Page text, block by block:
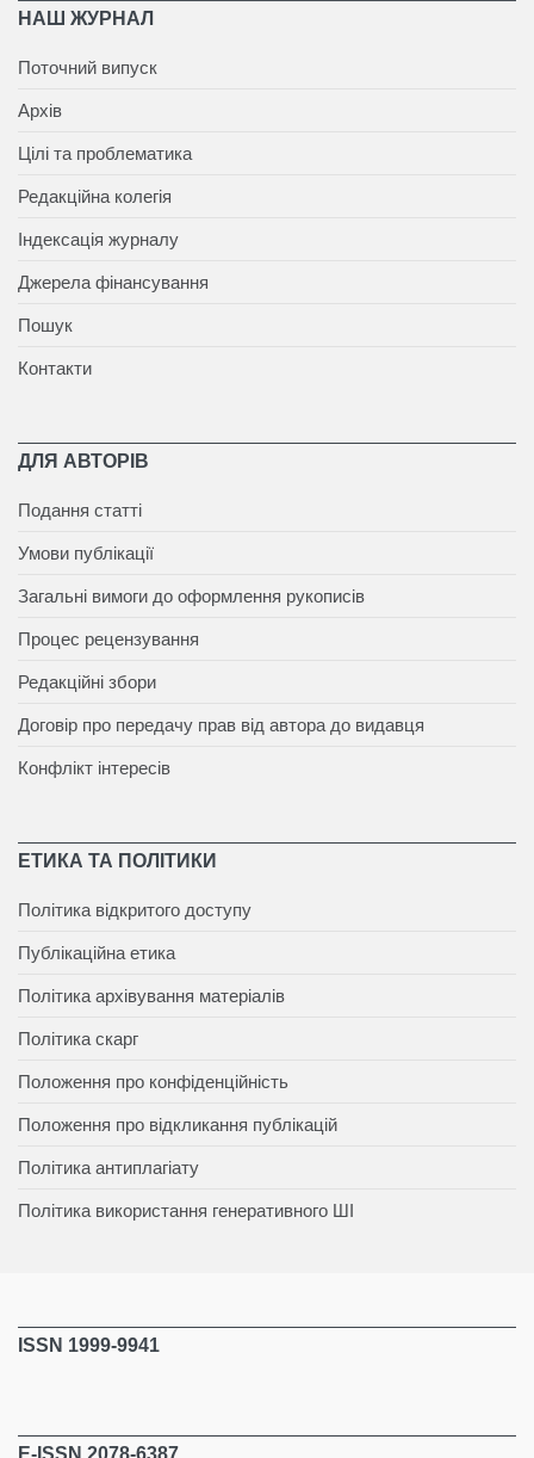
НАШ ЖУРНАЛ
Поточний випуск
Архів
Цілі та проблематика
Редакційна колегія
Індексація журналу
Джерела фінансування
Пошук
Контакти
ДЛЯ АВТОРІВ
Подання статті
Умови публікації
Загальні вимоги до оформлення рукописів
Процес рецензування
Редакційні збори
Договір про передачу прав від автора до видавця
Конфлікт інтересів
ЕТИКА ТА ПОЛІТИКИ
Політика відкритого доступу
Публікаційна етика
Політика архівування матеріалів
Політика скарг
Положення про конфіденційність
Положення про відкликання публікацій
Політика антиплагіату
Політика використання генеративного ШІ
ISSN 1999-9941
E-ISSN 2078-6387